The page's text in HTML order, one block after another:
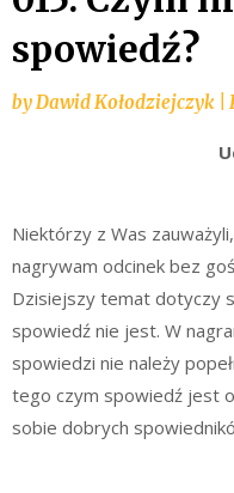
spowiedź?
byDawid Kołodziejczyk
Niektórzy z Was
nagrywam odcinek bez
Dzisiejszy temat dotyczy
spowiedź nie jest. W
spowiedzi nie należy
tego czym spowiedź jest
sobie dobrych